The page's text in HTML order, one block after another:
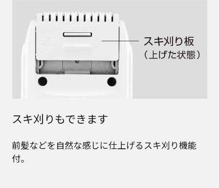
スキ刈りもできます
前髪などを自然な感じに仕上げるスキ刈り機能
付。